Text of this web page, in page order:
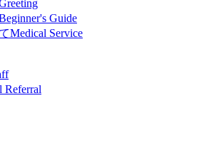
Guide
Medical Service
Referral